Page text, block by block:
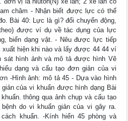
châm - Nhận biết được lực có thế
Bài 40: Lực là gì? đổi chuyển động,
được ví dụ về tác dụng của lực
biến dạng vật. - Nêu được lực tiếp
hiện khi nào và lấy được 44 44 ví
sát hình ảnh và mô tả được hình Vẽ
dạng và cấu tạo đơn giản của vi
-Hình ảnh: mô tả 45 - Dựa vào hình
của vi khuẩn được hình dạng Bài
thông qua ảnh chụp và cấu tạo
do vi khuẩn giản của vi gây ra.
khuẩn. -Kính hiển 45 phòng và